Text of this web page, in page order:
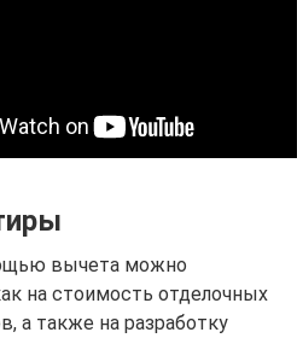
вычета можно
на стоимость отделочных
а также на разработку